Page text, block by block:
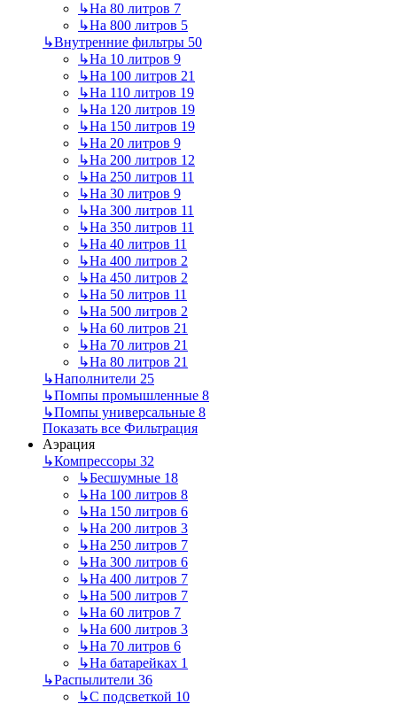
↳На 80 литров 7
↳На 800 литров 5
↳Внутренние фильтры 50
↳На 10 литров 9
↳На 100 литров 21
↳На 110 литров 19
↳На 120 литров 19
↳На 150 литров 19
↳На 20 литров 9
↳На 200 литров 12
↳На 250 литров 11
↳На 30 литров 9
↳На 300 литров 11
↳На 350 литров 11
↳На 40 литров 11
↳На 400 литров 2
↳На 450 литров 2
↳На 50 литров 11
↳На 500 литров 2
↳На 60 литров 21
↳На 70 литров 21
↳На 80 литров 21
↳Наполнители 25
↳Помпы промышленные 8
↳Помпы универсальные 8
Показать все Фильтрация
Аэрация
↳Компрессоры 32
↳Бесшумные 18
↳На 100 литров 8
↳На 150 литров 6
↳На 200 литров 3
↳На 250 литров 7
↳На 300 литров 6
↳На 400 литров 7
↳На 500 литров 7
↳На 60 литров 7
↳На 600 литров 3
↳На 70 литров 6
↳На батарейках 1
↳Распылители 36
↳С подсветкой 10